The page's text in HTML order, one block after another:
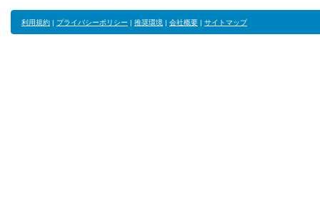
利用規約 | プライバシーポリシー | 推奨環境 | 会社概要 | サイトマップ